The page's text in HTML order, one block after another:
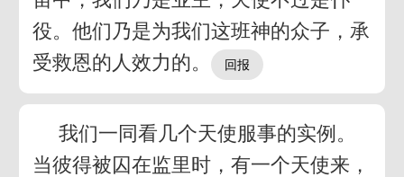
役。他们乃是为我们这班神的众子，承
受救恩的人效力的。
我们一同看几个天使服事的实例。
当彼得被囚在监里时，有一个天使来，